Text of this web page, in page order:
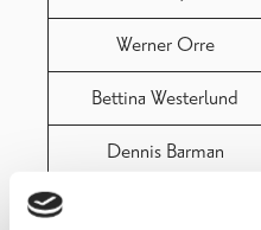
Werner Orre
Bettina Westerlund
Dennis Barman